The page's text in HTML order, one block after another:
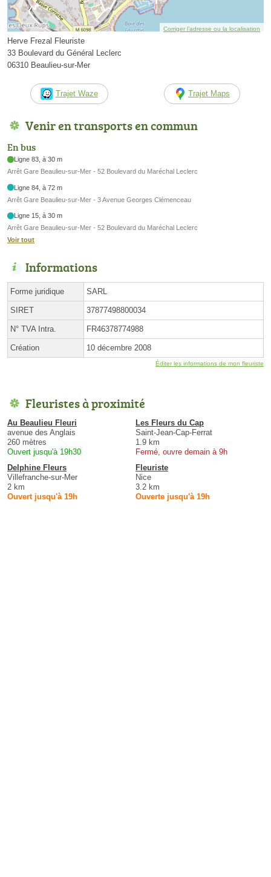
Corriger l’adresse ou la localisation
Herve Frezal Fleuriste
33 Boulevard du Général Leclerc
06310 Beaulieu-sur-Mer
Trajet Waze Trajet Maps
Venir en transports en commun
En bus
Ligne 83, à 30 m
Arrêt Gare Beaulieu-sur-Mer - 52 Boulevard du Maréchal Leclerc
Ligne 84, à 72 m
Arrêt Gare Beaulieu-sur-Mer - 3 Avenue Georges Clémenceau
Ligne 15, à 30 m
Arrêt Gare Beaulieu-sur-Mer - 52 Boulevard du Maréchal Leclerc
Voir tout
Informations
Forme juridique SARL
SIRET 37877498800034
N° TVA Intra. FR46378774988
Création 10 décembre 2008
Éditer les informations de mon fleuriste
Fleuristes à proximité
Au Beaulieu Fleuri
avenue des Anglais
260 mètres
Ouvert jusqu'à 19h30
Les Fleurs du Cap
Saint-Jean-Cap-Ferrat
1.9 km
Fermé, ouvre demain à 9h
Delphine Fleurs
Villefranche-sur-Mer
2 km
Ouvert jusqu'à 19h
Fleuriste
Nice
3.2 km
Ouverte jusqu'à 19h